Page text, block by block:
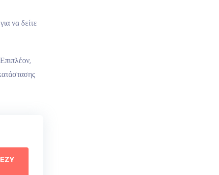
να δείτε